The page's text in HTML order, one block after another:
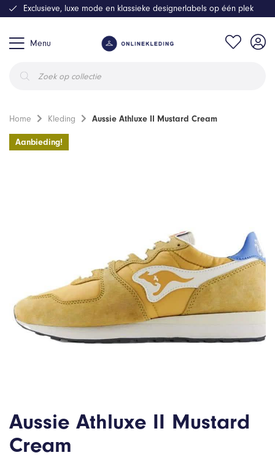
Menu
zoeken
Exclusieve, luxe mode en klassieke designerlabels op één plek
Home Kleding Aussie Athluxe II Mustard Cream
Aanbieding!
Aussie Athluxe II Mustard
Cream